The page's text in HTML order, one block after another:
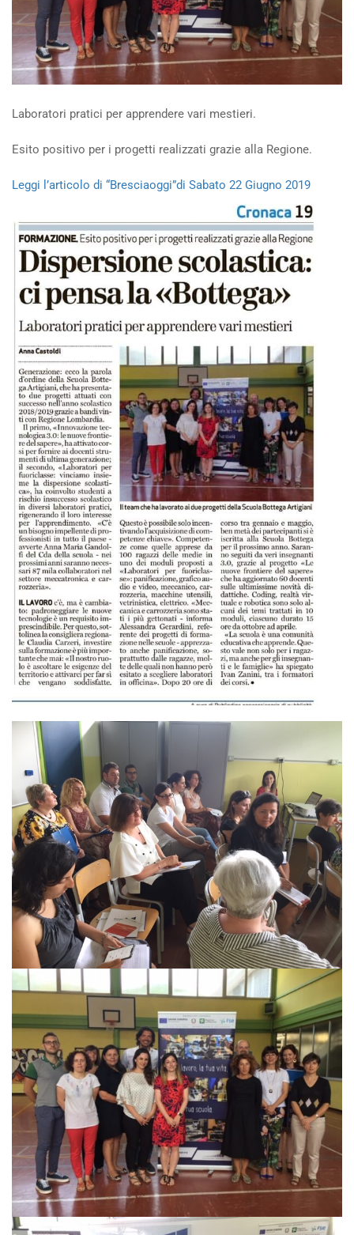
Laboratori pratici per apprendere vari mestieri.
Esito positivo per i progetti realizzati grazie alla Regione.
Leggi l’articolo di “Bresciaoggi”di Sabato 22 Giugno 2019